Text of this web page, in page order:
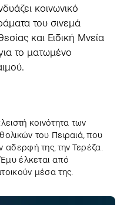
κοινωνικό
του σινεμά
και Ειδική Μνεία
το ματωμένο
κοινότητα των
του Πειραιά, που
αδερφή της, την Τερέζα.
έλκεται από
μέσα της.